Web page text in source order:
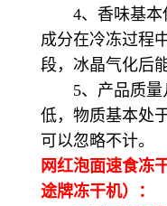
4、香味基本
成分在冷冻过程
段，冰晶气化后
5、产品质量
低，物质基本处
可以忽略不计。
网红泡面速食冻
途牌冻干机）：